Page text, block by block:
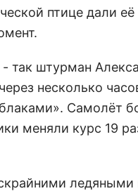
птице дали
так штурман
несколько
Самолёт
меняли курс 19